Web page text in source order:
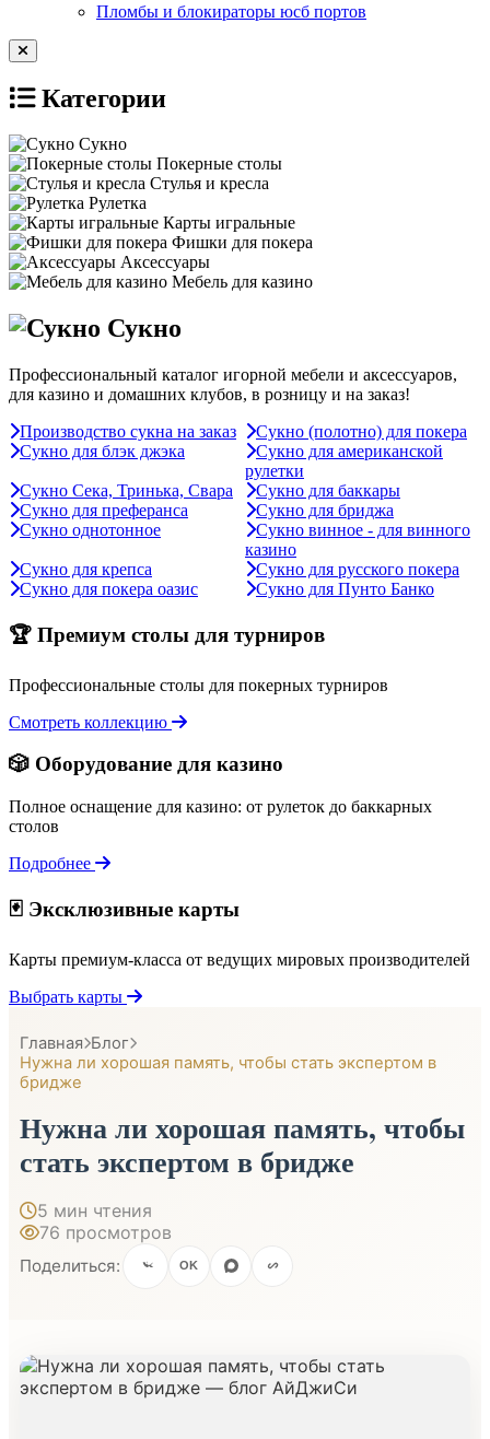
Пломбы и блокираторы юсб портов
Категории
Сукно
Покерные столы
Стулья и кресла
Рулетка
Карты игральные
Фишки для покера
Аксессуары
Мебель для казино
Сукно
Профессиональный каталог игорной мебели и аксессуаров,
для казино и домашних клубов, в розницу и на заказ!
Производство сукна на заказ
Сукно (полотно) для покера
Сукно для блэк джэка
Сукно для американской
рулетки
Сукно Сека, Тринька, Свара
Сукно для баккары
Сукно для преферанса
Сукно для бриджа
Сукно однотонное
Сукно винное - для винного
казино
Сукно для крепса
Сукно для русского покера
Сукно для покера оазис
Сукно для Пунто Банко
🏆 Премиум столы для турниров
Профессиональные столы для покерных турниров
Смотреть коллекцию
🎲 Оборудование для казино
Полное оснащение для казино: от рулеток до баккарных
столов
Подробнее
🃏 Эксклюзивные карты
Карты премиум-класса от ведущих мировых производителей
Выбрать карты
Главная Блог
Нужна ли хорошая память, чтобы стать экспертом в
бридже
Нужна ли хорошая память, чтобы
стать экспертом в бридже
5 мин чтения
76 просмотров
Поделиться: OK